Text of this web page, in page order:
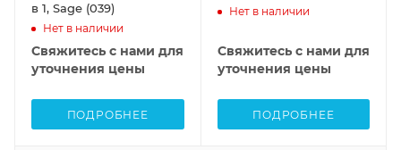
в 1, Sage (039)
Нет в наличии
Свяжитесь с нами для
уточнения цены
ПОДРОБНЕЕ
Нет в наличии
Свяжитесь с нами для
уточнения цены
ПОДРОБНЕЕ